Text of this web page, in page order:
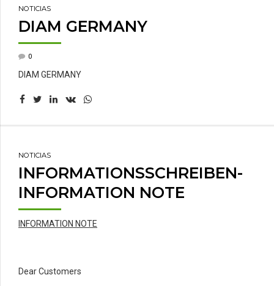
NOTICIAS
DIAM GERMANY
0
DIAM GERMANY
NOTICIAS
INFORMATIONSSCHREIBEN-
INFORMATION NOTE
INFORMATION NOTE
Dear Customers